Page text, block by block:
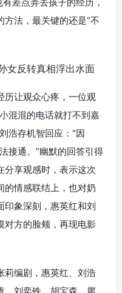
法，最关键的还是“不
历让观众心疼，一位观
混混的电话就打不到嘉
浩存机智回应：“因
接通。”幽默的回答引得
分享观感时，表示这次
的情感联结上，也对奶
印象深刻，惠英红和刘
对方的脸颊，再现电影
莉编剧，惠英红、刘浩
、刘奕铁、胡宝森、廖